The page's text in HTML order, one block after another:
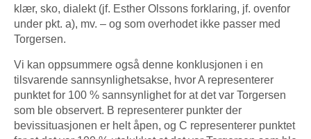
klær, sko, dialekt (jf. Esther Olssons forklaring, jf. ovenfor
under pkt. a), mv. – og som overhodet ikke passer med
Torgersen.
Vi kan oppsummere også denne konklusjonen i en
tilsvarende sannsynlighetsakse, hvor A representerer
punktet for 100 % sannsynlighet for at det var Torgersen
som ble observert. B representerer punkter der
bevissituasjonen er helt åpen, og C representerer punktet